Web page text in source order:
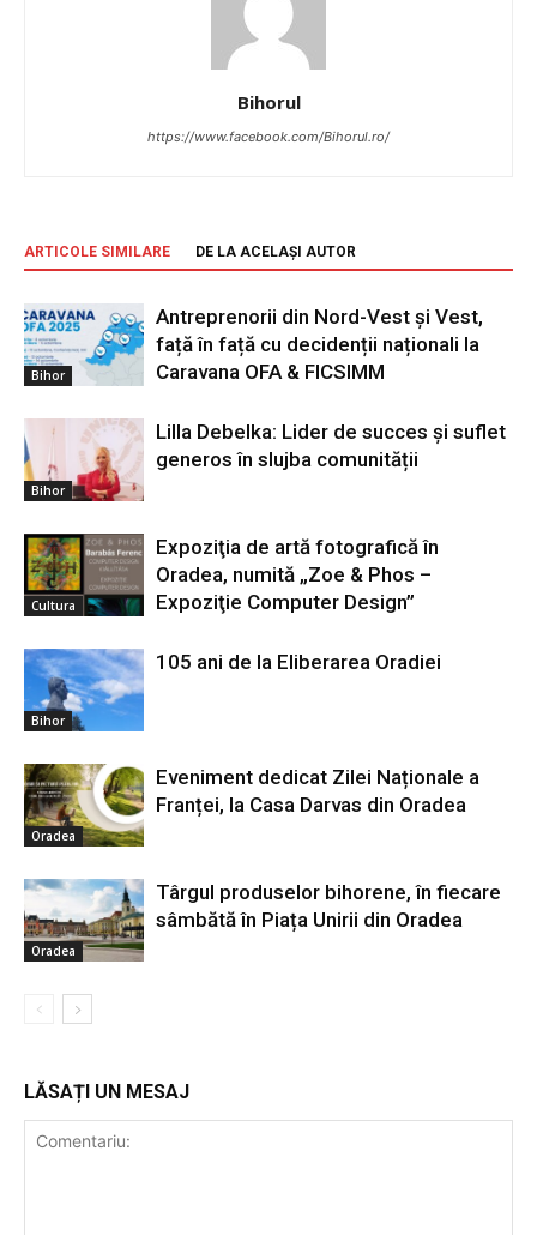
Bihorul
https://www.facebook.com/Bihorul.ro/
ARTICOLE SIMILARE DE LA ACELAȘI AUTOR
Bihor
Antreprenorii din Nord-Vest și Vest,
față în față cu decidenții naționali la
Caravana OFA & FICSIMM
Bihor
Lilla Debelka: Lider de succes și suflet
generos în slujba comunității
Cultura
Expoziţia de artă fotografică în
Oradea, numită „Zoe & Phos –
Expoziţie Computer Design”
Bihor
105 ani de la Eliberarea Oradiei
Oradea
Eveniment dedicat Zilei Naționale a
Franței, la Casa Darvas din Oradea
Oradea
Târgul produselor bihorene, în fiecare
sâmbătă în Piața Unirii din Oradea
LĂSAȚI UN MESAJ